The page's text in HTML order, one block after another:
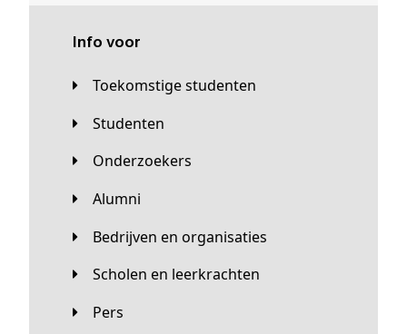
Info voor
Toekomstige studenten
Studenten
Onderzoekers
Alumni
Bedrijven en organisaties
Scholen en leerkrachten
Pers